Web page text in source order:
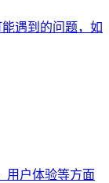
遇到的问题，如
用户体验等方面